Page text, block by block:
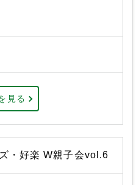
見る
・好楽 W親子会vol.6